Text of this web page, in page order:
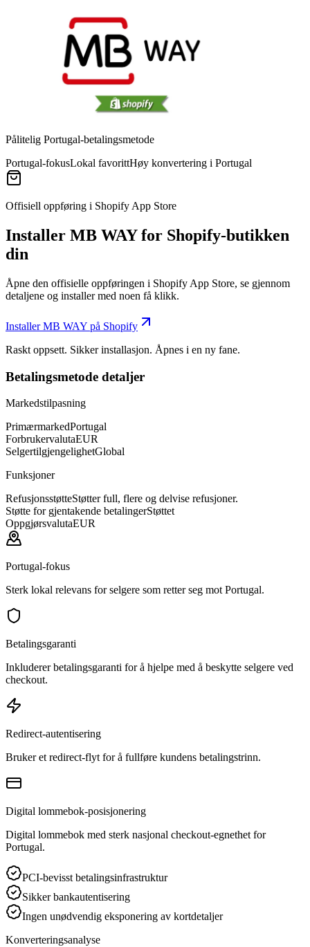
Pålitelig Portugal-betalingsmetode
Portugal-fokusLokal favorittHøy konvertering i Portugal
Offisiell oppføring i Shopify App Store
Installer MB WAY for Shopify-butikken
din
Åpne den offisielle oppføringen i Shopify App Store, se gjennom
detaljene og installer med noen få klikk.
Installer MB WAY på Shopify
Raskt oppsett. Sikker installasjon. Åpnes i en ny fane.
Betalingsmetode detaljer
Markedstilpasning
PrimærmarkedPortugal
ForbrukervalutaEUR
SelgertilgjengelighetGlobal
Funksjoner
RefusjonsstøtteStøtter full, flere og delvise refusjoner.
Støtte for gjentakende betalingerStøttet
OppgjørsvalutaEUR
Portugal-fokus
Sterk lokal relevans for selgere som retter seg mot Portugal.
Betalingsgaranti
Inkluderer betalingsgaranti for å hjelpe med å beskytte selgere ved
checkout.
Redirect-autentisering
Bruker et redirect-flyt for å fullføre kundens betalingstrinn.
Digital lommebok-posisjonering
Digital lommebok med sterk nasjonal checkout-egnethet for
Portugal.
PCI-bevisst betalingsinfrastruktur
Sikker bankautentisering
Ingen unødvendig eksponering av kortdetaljer
Konverteringsanalyse